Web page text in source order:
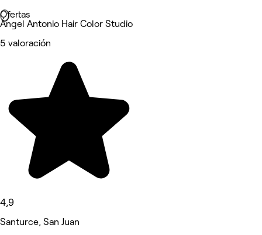
Ofertas
Ángel Antonio Hair Color Studio
5 valoración
4,9
Santurce, San Juan